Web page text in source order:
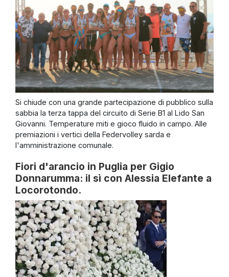
Si chiude con una grande partecipazione di pubblico sulla
sabbia la terza tappa del circuito di Serie B1 al Lido San
Giovanni. Temperature miti e gioco fluido in campo. Alle
premiazioni i vertici della Federvolley sarda e
l'amministrazione comunale.
Fiori d'arancio in Puglia per Gigio
Donnarumma: il sì con Alessia Elefante a
Locorotondo.